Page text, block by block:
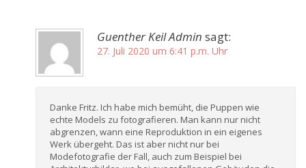
Guenther Keil Admin sagt:
27. Juli 2020 um 6:41 p.m. Uhr
Danke Fritz. Ich habe mich bemüht, die Puppen wie
echte Models zu fotografieren. Man kann nur nicht
abgrenzen, wann eine Reproduktion in ein eigenes
Werk übergeht. Das ist aber nicht nur bei
Modefotografie der Fall, auch zum Beispiel bei